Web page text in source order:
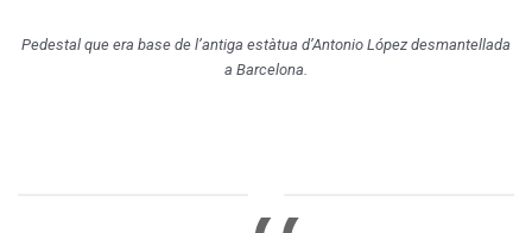
Pedestal que era base de l’antiga estàtua d’Antonio López desmantellada
a Barcelona.